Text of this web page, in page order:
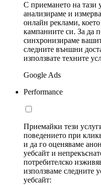
С приемането на тази
анализираме и
онлайн реклами,
кампаниите си. За да
синхронизираме
следните външни
използвате техните
Google Ads
Performance
Приемайки тези
поведението при
и да го оценяваме
уебсайт и
потребителско
използваме следните
уебсайт: